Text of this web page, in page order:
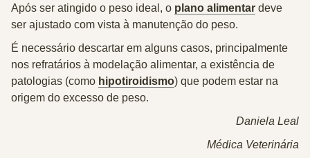
Após ser atingido o peso ideal, o plano alimentar deve
ser ajustado com vista à manutenção do peso.
É necessário descartar em alguns casos, principalmente
nos refratários à modelação alimentar, a existência de
patologias (como hipotiroidismo) que podem estar na
origem do excesso de peso.
Daniela Leal
Médica Veterinária